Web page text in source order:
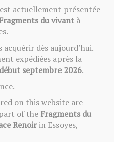
vous
actuellement présentée
du vivant à
dès aujourd’hui.
expédiées après la
début septembre 2026.
on this website are
of the Fragments du
Renoirin Essoyes,